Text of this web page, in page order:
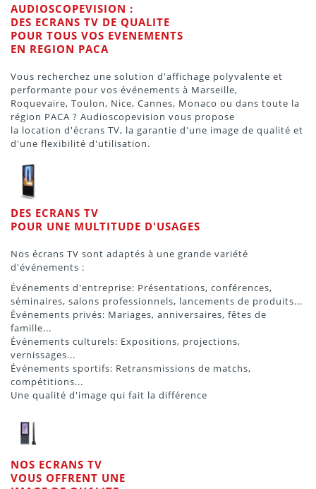
AUDIOSCOPEVISION :
DES ECRANS TV DE QUALITE
POUR TOUS VOS EVENEMENTS
EN REGION PACA
Vous recherchez une solution d'affichage polyvalente et
performante pour vos événements à Marseille,
Roquevaire, Toulon, Nice, Cannes, Monaco ou dans toute la
région PACA ? Audioscopevision vous propose
la location d'écrans TV, la garantie d'une image de qualité et
d'une flexibilité d'utilisation.
DES ECRANS TV
POUR UNE MULTITUDE D'USAGES
Nos écrans TV sont adaptés à une grande variété
d'événements :
Événements d'entreprise: Présentations, conférences,
séminaires, salons professionnels, lancements de produits...
Événements privés: Mariages, anniversaires, fêtes de
famille...
Événements culturels: Expositions, projections,
vernissages...
Événements sportifs: Retransmissions de matchs,
compétitions...
Une qualité d'image qui fait la différence
NOS ECRANS TV
VOUS OFFRENT UNE